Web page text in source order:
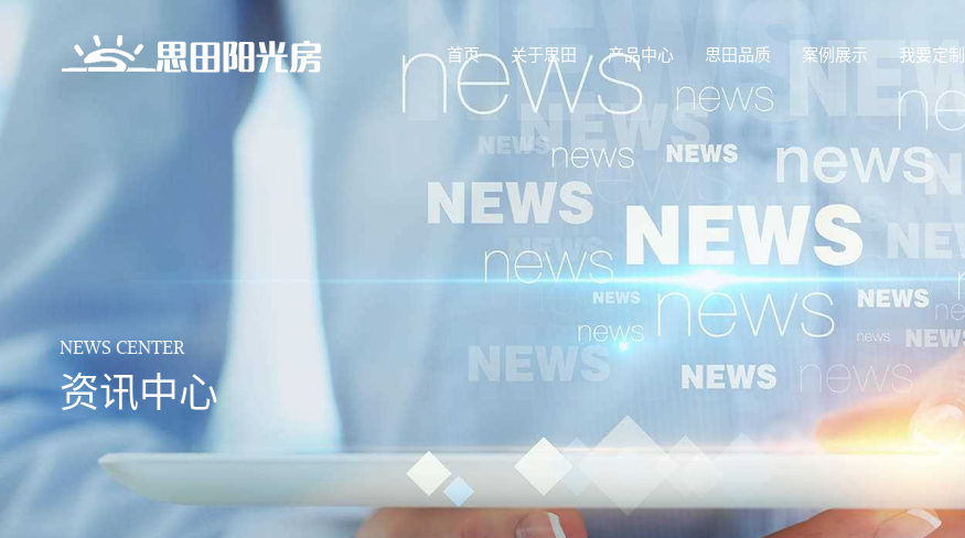
首页 关于思田 产品中心 思田品质 案例展示 我要定制
NEWS CENTER
资讯中心